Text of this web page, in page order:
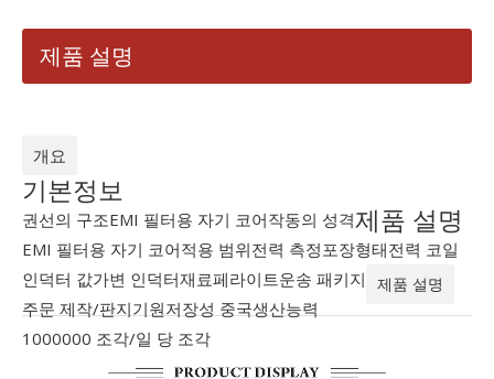
제품 설명
개요
기본정보
권선의 구조EMI 필터용 자기 코어작동의 성격
EMI 필터용 자기 코어적용 범위전력 측정포장형태전력 코일
인덕터 값가변 인덕터재료페라이트운송 패키지
주문 제작/판지기원저장성 중국생산능력
1000000 조각/일 당 조각
제품 설명
제품 설명